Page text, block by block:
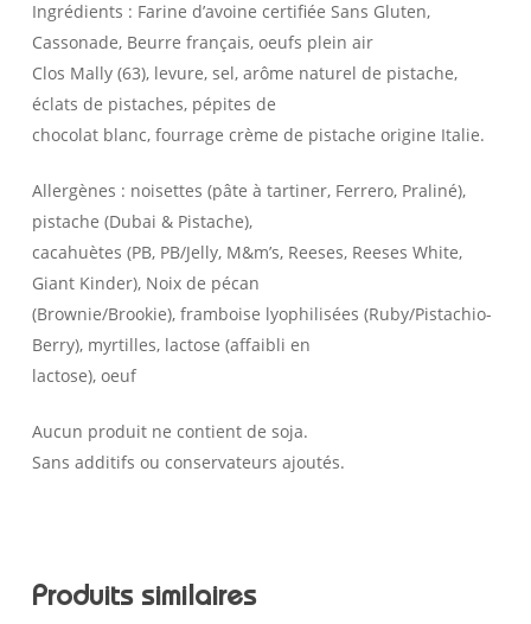
Ingrédients : Farine d’avoine certifiée Sans Gluten,
Cassonade, Beurre français, oeufs plein air
Clos Mally (63), levure, sel, arôme naturel de pistache,
éclats de pistaches, pépites de
chocolat blanc, fourrage crème de pistache origine Italie.
Allergènes : noisettes (pâte à tartiner, Ferrero, Praliné),
pistache (Dubai & Pistache),
cacahuètes (PB, PB/Jelly, M&m’s, Reeses, Reeses White,
Giant Kinder), Noix de pécan
(Brownie/Brookie), framboise lyophilisées (Ruby/Pistachio-
Berry), myrtilles, lactose (affaibli en
lactose), oeuf
Aucun produit ne contient de soja.
Sans additifs ou conservateurs ajoutés.
Produits similaires